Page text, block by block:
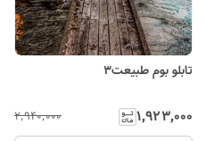
تابلو بوم طبیعت۳
۱٬۹۲۳٬۰۰۰ ۲٬۹۴۰٬۰۰۰